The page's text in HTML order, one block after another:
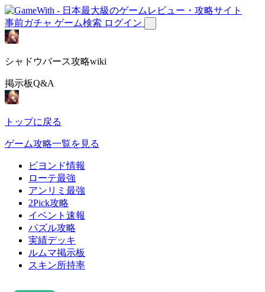
事前ガチャ ゲーム検索 ログイン
シャドウバース攻略wiki
掲示板Q&A
トップに戻る
ゲーム攻略一覧を見る
ビヨンド情報
ローテ最強
アンリミ最強
2Pick攻略
イベント速報
パズル攻略
実績デッキ
ルムマ掲示板
スキン所持率